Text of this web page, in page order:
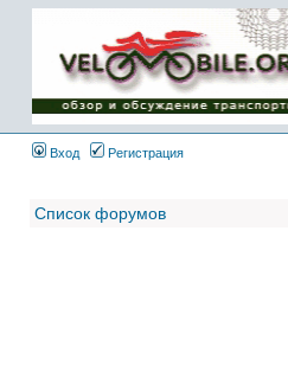
Имя пользователя:
Пароль:
{ LOG_ME_IN_SHORT
}
Вход Регистрация
Список форумов